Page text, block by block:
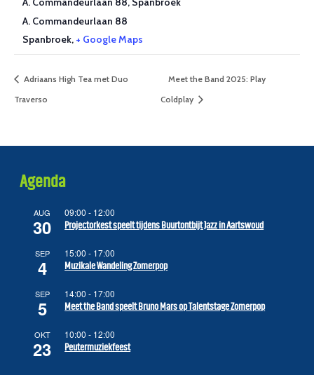
A. Commandeurlaan 88
Spanbroek, + Google Maps
Adriaans High Tea met Duo
Traverso
Meet the Band 2025: Play
Coldplay
Agenda
AUG
30
09:00 - 12:00
Projectorkest speelt tijdens Buurtontbijt Jazz in Aartswoud
SEP
4
15:00 - 17:00
Muzikale Wandeling Zomerpop
SEP
5
14:00 - 17:00
Meet the Band speelt Bruno Mars op Talentstage Zomerpop
OKT
23
10:00 - 12:00
Peutermuziekfeest